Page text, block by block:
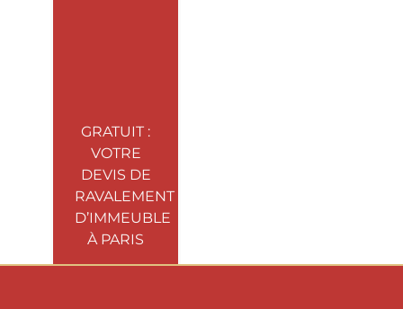
GRATUIT :
VOTRE
DEVIS DE
RAVALEMENT
D’IMMEUBLE
À PARIS